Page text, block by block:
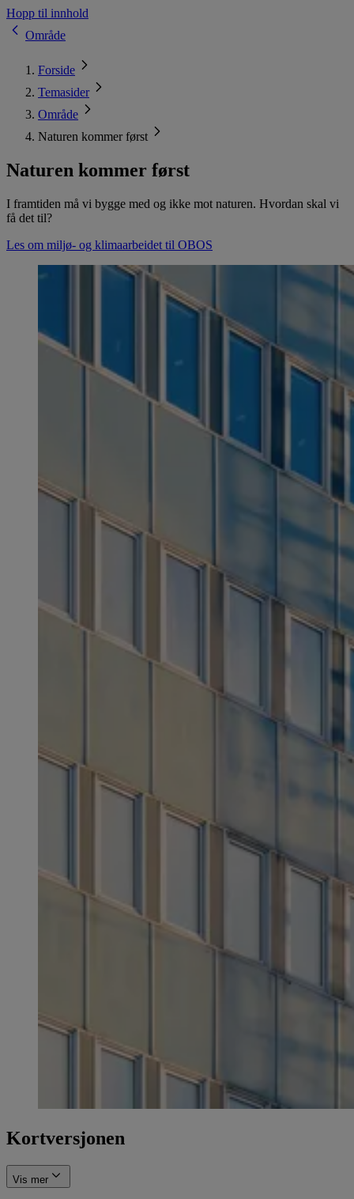
Hopp til innhold
Område
Forside
Temasider
Område
Naturen kommer først
Naturen kommer først
I framtiden må vi bygge med og ikke mot naturen. Hvordan skal vi
få det til?
Les om miljø- og klimaarbeidet til OBOS
Kortversjonen
Vis mer